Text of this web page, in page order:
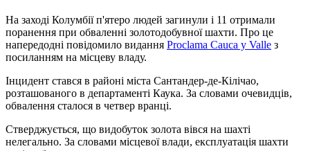
На заході Колумбії п'ятеро людей загинули і 11 отримали
поранення при обваленні золотодобувної шахти. Про це
напередодні повідомило видання Proclama Cauca y Valle з
посиланням на місцеву владу.
Інцидент стався в районі міста Сантандер-де-Кілічао,
розташованого в департаменті Каука. За словами очевидців,
обвалення сталося в четвер вранці.
Стверджується, що видобуток золота вівся на шахті
нелегально. За словами місцевої влади, експлуатація шахти